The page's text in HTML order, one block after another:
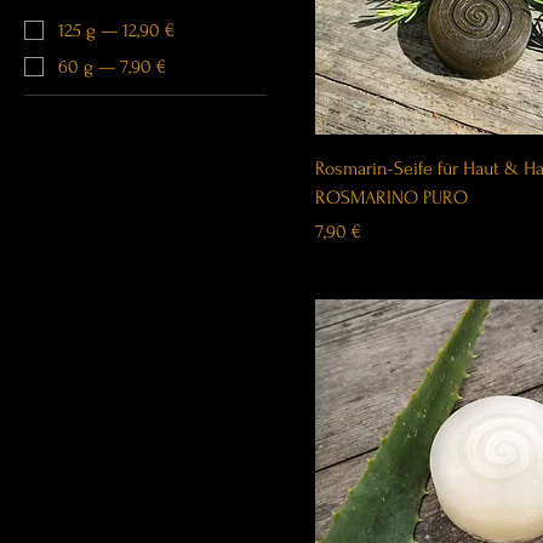
125 g — 12,90 €
60 g — 7,90 €
Rosmarin-Seife für Haut &
ROSMARINO PURO
Price
7,90 €